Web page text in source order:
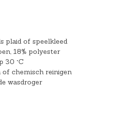
plaid of speelkleed
18% polyester
30 °C
of chemisch reinigen
wasdroger